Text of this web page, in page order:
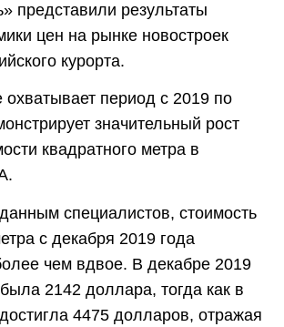
представили результаты
цен на рынке новостроек
курорта.
период с 2019 по
значительный рост
квадратного метра в
специалистов, стоимость
с декабря 2019 года
чем вдвое. В декабре 2019
2142 доллара, тогда как в
4475 долларов, отражая